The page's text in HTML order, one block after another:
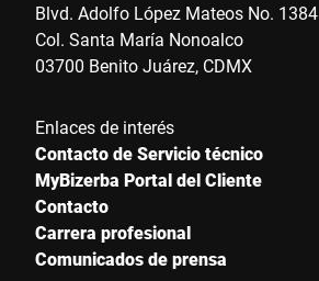
Blvd. Adolfo López Mateos No. 1384
Col. Santa María Nonoalco
03700 Benito Juárez, CDMX
Enlaces de interés
Contacto de Servicio técnico
MyBizerba Portal del Cliente
Contacto
Carrera profesional
Comunicados de prensa